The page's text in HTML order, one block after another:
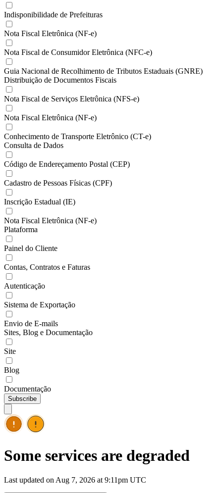
Indisponibilidade de Prefeituras
Nota Fiscal Eletrônica (NF-e)
Nota Fiscal de Consumidor Eletrônica (NFC-e)
Guia Nacional de Recolhimento de Tributos Estaduais (GNRE)
Distribuição de Documentos Fiscais
Nota Fiscal de Serviços Eletrônica (NFS-e)
Nota Fiscal Eletrônica (NF-e)
Conhecimento de Transporte Eletrônico (CT-e)
Consulta de Dados
Código de Endereçamento Postal (CEP)
Cadastro de Pessoas Físicas (CPF)
Inscrição Estadual (IE)
Nota Fiscal Eletrônica (NF-e)
Plataforma
Painel do Cliente
Contas, Contratos e Faturas
Autenticação
Sistema de Exportação
Envio de E-mails
Sites, Blog e Documentação
Site
Blog
Documentação
Subscribe
Some services are degraded
Last updated on Aug 7, 2026 at 9:11pm UTC